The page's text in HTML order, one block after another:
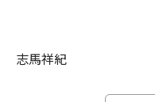
志馬祥紀